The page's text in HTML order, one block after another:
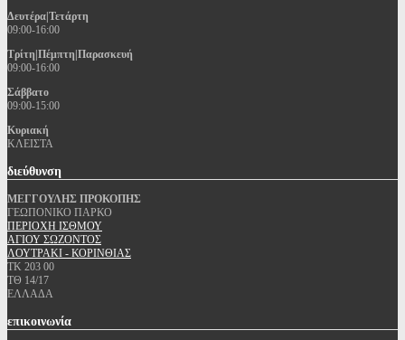
Δευτέρα|Τετάρτη
09:00-16:00
Τρίτη|Πέμπτη|Παρασκευή
09:00-16:00
Σάββατο
09:00-15:00
Κυριακή
ΚΛΕΙΣΤΑ
διεύθυνση
ΜΕΓΓΟΥΛΗΣ ΠΡΟΚΟΠΗΣ
ΓΕΩΠΟΝΙΚΟ ΠΑΡΚΟ
ΠΕΡΙΟΧΗ ΙΣΘΜΟΥ
ΑΓΙΟΥ ΣΩΖΟΝΤΟΣ
ΛΟΥΤΡΑΚΙ - ΚΟΡΙΝΘΙΑΣ
ΤΚ 203 00
ΤΘ 14/17
ΕΛΛΑΔΑ
επικοινωνία